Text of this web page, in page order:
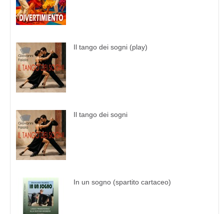
Il tango dei sogni (play)
Il tango dei sogni
In un sogno (spartito cartaceo)